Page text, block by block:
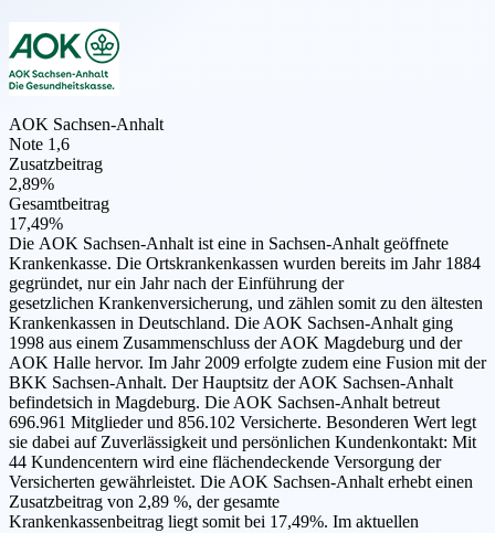
AOK Sachsen-Anhalt
Note 1,6
Zusatzbeitrag
2,89%
Gesamtbeitrag
17,49%
Die AOK Sachsen-Anhalt ist eine in Sachsen-Anhalt geöffnete
Krankenkasse. Die Ortskrankenkassen wurden bereits im Jahr 1884
gegründet, nur ein Jahr nach der Einführung der
gesetzlichen Krankenversicherung, und zählen somit zu den ältesten
Krankenkassen in Deutschland. Die AOK Sachsen-Anhalt ging
1998 aus einem Zusammenschluss der AOK Magdeburg und der
AOK Halle hervor. Im Jahr 2009 erfolgte zudem eine Fusion mit der
BKK Sachsen-Anhalt. Der Hauptsitz der AOK Sachsen-Anhalt
befindetsich in Magdeburg. Die AOK Sachsen-Anhalt betreut
696.961 Mitglieder und 856.102 Versicherte. Besonderen Wert legt
sie dabei auf Zuverlässigkeit und persönlichen Kundenkontakt: Mit
44 Kundencentern wird eine flächendeckende Versorgung der
Versicherten gewährleistet. Die AOK Sachsen-Anhalt erhebt einen
Zusatzbeitrag von 2,89 %, der gesamte
Krankenkassenbeitrag liegt somit bei 17,49%. Im aktuellen